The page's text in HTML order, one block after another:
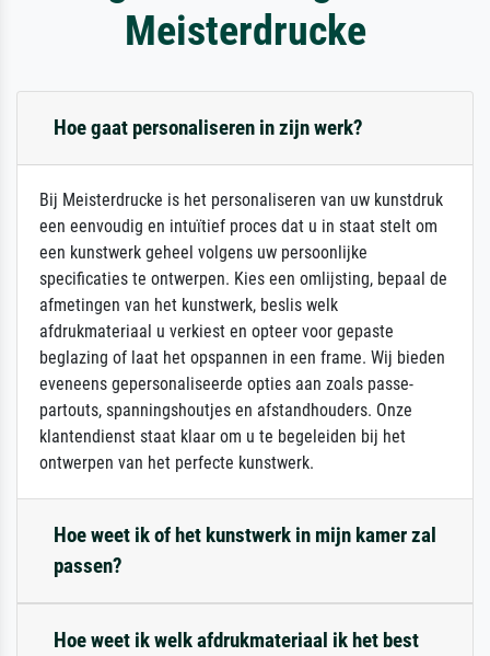
Meisterdrucke
Hoe gaat personaliseren in zijn werk?
Bij Meisterdrucke is het personaliseren van uw kunstdruk
een eenvoudig en intuïtief proces dat u in staat stelt om
een kunstwerk geheel volgens uw persoonlijke
specificaties te ontwerpen. Kies een omlijsting, bepaal de
afmetingen van het kunstwerk, beslis welk
afdrukmateriaal u verkiest en opteer voor gepaste
beglazing of laat het opspannen in een frame. Wij bieden
eveneens gepersonaliseerde opties aan zoals passe-
partouts, spanningshoutjes en afstandhouders. Onze
klantendienst staat klaar om u te begeleiden bij het
ontwerpen van het perfecte kunstwerk.
Hoe weet ik of het kunstwerk in mijn kamer zal
passen?
Hoe weet ik welk afdrukmateriaal ik het best